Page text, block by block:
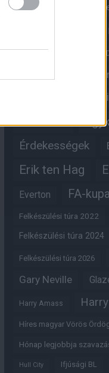
Crystal Palace
Dean Henderson
Edzői stáb
Érdekességek
Erik ten Hag
Everton FA-kupa
Felkészülési túra 2022
Felkészülési túra 2024
Felkészülési túra 2026
Gary Neville
Harry Amass
Híres magyar Vörös
Hónap legjobbja
Hull City Ifjúsági BL